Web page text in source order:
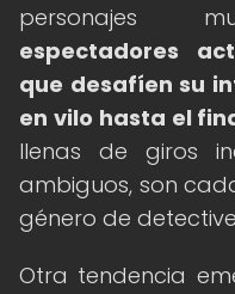
personajes
espectadores
que desafíen su
en vilo hasta el
llenas de giros
ambiguos, son
género de
Otra tendencia